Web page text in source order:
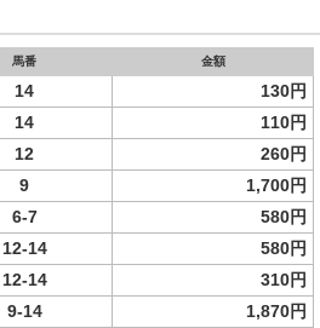
馬番 金額
14 130円
14
110円
12
260円
9
1,700円
6-7
580円
12-14 580円
12-14
310円
9-14
1,870円